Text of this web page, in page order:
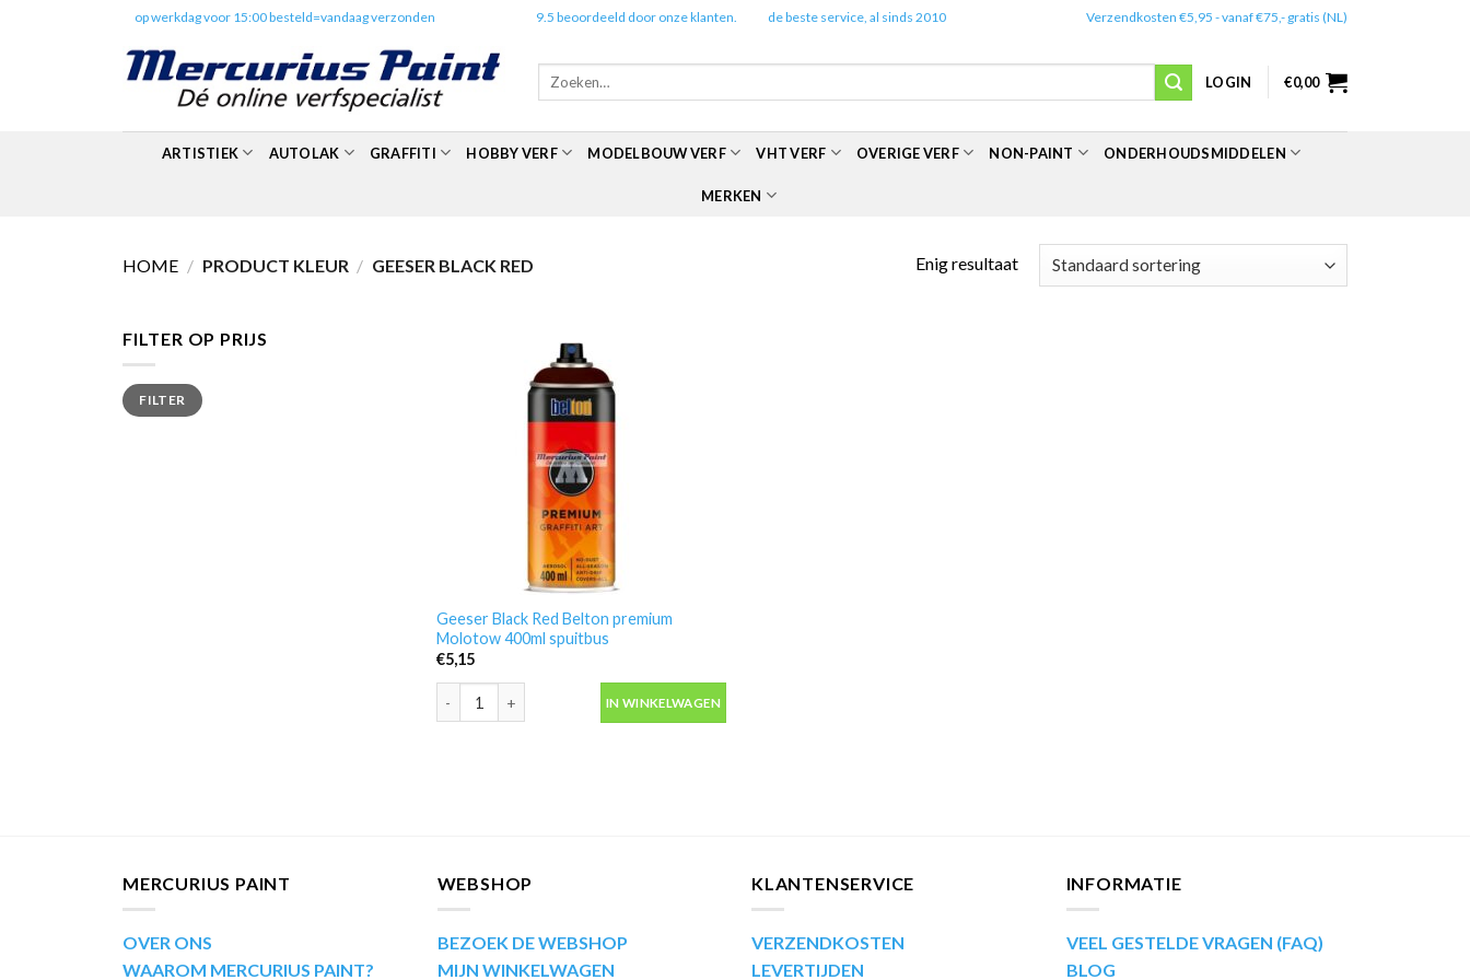
op werkdag voor 15:00 besteld=vandaag verzonden 9.5 beoordeeld door onze klanten. de beste service, al sinds 2010 Verzendkosten €5,95 - vanaf €75,- gratis (NL)
Zoeken
LOGIN €0,00
ARTISTIEK AUTOLAK GRAFFITI HOBBY VERF MODELBOUW VERF VHT VERF OVERIGE VERF NON-PAINT ONDERHOUDSMIDDELEN
MERKEN
HOME / PRODUCT KLEUR / GEESER BLACK RED Enig resultaat
FILTER OP PRIJS
Min.
prijs
Max.
prijsFILTER
Geeser Black Red Belton premium
Molotow 400ml spuitbus
€5,15
Geeser Black Red Belton premium Molotow 400ml spuitbus aantal
IN WINKELWAGEN
MERCURIUS PAINT
OVER ONS
WAAROM MERCURIUS PAINT?
WEBSHOP
BEZOEK DE WEBSHOP
MIJN WINKELWAGEN
KLANTENSERVICE
VERZENDKOSTEN
LEVERTIJDEN
INFORMATIE
VEEL GESTELDE VRAGEN (FAQ)
BLOG